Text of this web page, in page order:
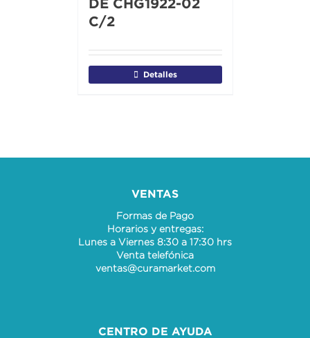
C/2
Detalles
VENTAS
Formas de Pago
Horarios y entregas:
Lunes a Viernes 8:30 a 17:30 hrs
Venta telefónica
ventas@curamarket.com
CENTRO DE AYUDA